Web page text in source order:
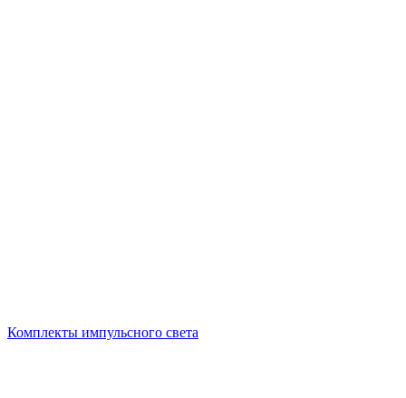
Комплекты импульсного света